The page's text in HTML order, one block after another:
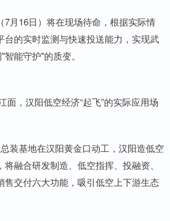
7月16日）将在现场待命，根据实际情
台的实时监测与快速投送能力，实现武
能守护"的质变。
面，汉阳低空经济“起飞”的实际应用场
装基地在汉阳黄金口动工，汉阳造低空
融合研发制造、低空指挥、投融资、
售交付六大功能，吸引低空上下游生态